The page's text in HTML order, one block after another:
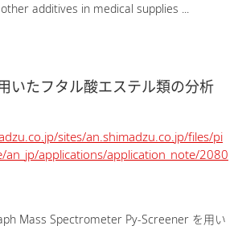
additives in medical supplies ...
いたフタル酸エステル類の分析
sites/an.shimadzu.co.jp/files/pi
an_jp/applications/application_note/2080
Py-Screener を用い